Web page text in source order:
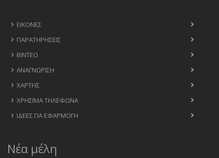
ΕΙΚΌΝΕΣ
ΠΑΡΑΤΗΡΉΣΕΙΣ
ΒΊΝΤΕΟ
ΑΝΑΓΝΏΡΙΣΗ
ΧΆΡΤΗΣ
ΧΡΉΣΙΜΑ ΤΗΛΈΦΩΝΑ
ΙΔΈΕΣ ΓΙΑ ΕΦΑΡΜΟΓΉ
Νέα μέλη